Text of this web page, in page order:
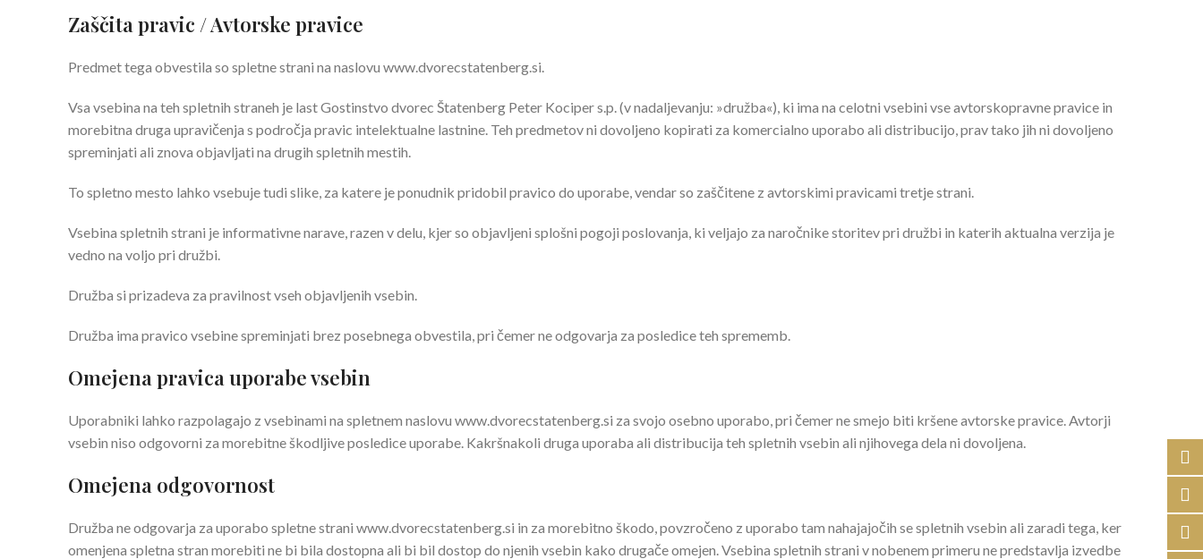
Zaščita pravic / Avtorske pravice
Predmet tega obvestila so spletne strani na naslovu www.dvorecstatenberg.si.
Vsa vsebina na teh spletnih straneh je last Gostinstvo dvorec Štatenberg Peter Kociper s.p. (v nadaljevanju: »družba«), ki ima na celotni vsebini vse avtorskopravne pravice in
morebitna druga upravičenja s področja pravic intelektualne lastnine. Teh predmetov ni dovoljeno kopirati za komercialno uporabo ali distribucijo, prav tako jih ni dovoljeno
spreminjati ali znova objavljati na drugih spletnih mestih.
To spletno mesto lahko vsebuje tudi slike, za katere je ponudnik pridobil pravico do uporabe, vendar so zaščitene z avtorskimi pravicami tretje strani.
Vsebina spletnih strani je informativne narave, razen v delu, kjer so objavljeni splošni pogoji poslovanja, ki veljajo za naročnike storitev pri družbi in katerih aktualna verzija je
vedno na voljo pri družbi.
Družba si prizadeva za pravilnost vseh objavljenih vsebin.
Družba ima pravico vsebine spreminjati brez posebnega obvestila, pri čemer ne odgovarja za posledice teh sprememb.
Omejena pravica uporabe vsebin
Uporabniki lahko razpolagajo z vsebinami na spletnem naslovu www.dvorecstatenberg.si za svojo osebno uporabo, pri čemer ne smejo biti kršene avtorske pravice. Avtorji
vsebin niso odgovorni za morebitne škodljive posledice uporabe. Kakršnakoli druga uporaba ali distribucija teh spletnih vsebin ali njihovega dela ni dovoljena.
Omejena odgovornost
Družba ne odgovarja za uporabo spletne strani www.dvorecstatenberg.si in za morebitno škodo, povzročeno z uporabo tam nahajajočih se spletnih vsebin ali zaradi tega, ker
omenjena spletna stran morebiti ne bi bila dostopna ali bi bil dostop do njenih vsebin kako drugače omejen. Vsebina spletnih strani v nobenem primeru ne predstavlja izvedbe